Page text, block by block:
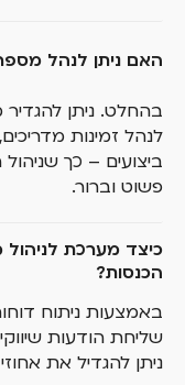
האם ניתן לנהל
בהחלט. ניתן
לנהל זמינות
ביצועים – כך
פשוט וברור.
כיצד מערכת לניהול
הכנסות?
באמצעות ניתוח
שליחת הודעות
ניתן להגדיל את